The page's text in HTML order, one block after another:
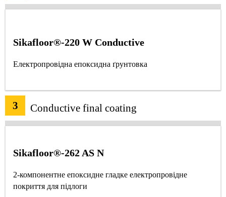
Sikafloor®-220 W Conductive
Електропровідна епоксидна ґрунтовка
3 Conductive final coating
Sikafloor®-262 AS N
2-компонентне епоксидне гладке електропровідне
покриття для підлоги